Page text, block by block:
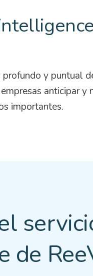
y puntual
anticipar y
importantes.
de